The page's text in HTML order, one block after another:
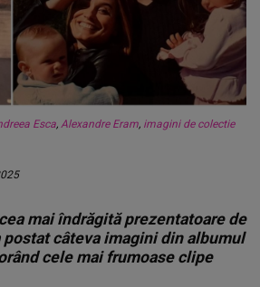
Esca, Alexandre Eram, imagini de colectie
mai îndrăgită prezentatoare de
postat câteva imagini din albumul
cele mai frumoase clipe